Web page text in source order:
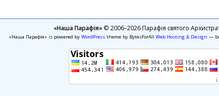
«Наша Парафія»© 2006–2026 Парафія святого
«Наша Парафія» is powered by WordPresstheme by BytesForAll Web Hosting & Design —